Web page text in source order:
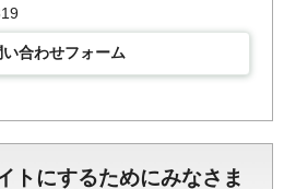
い合わせフォーム
トにするためにみなさま